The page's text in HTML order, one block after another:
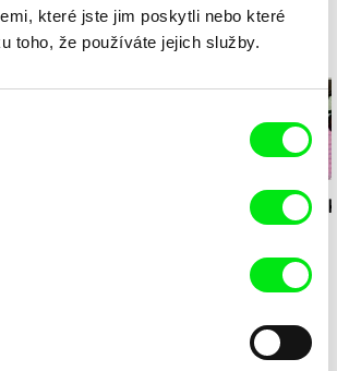
které jste jim poskytli nebo které
toho, že používáte jejich služby.
Milý tati:
animace